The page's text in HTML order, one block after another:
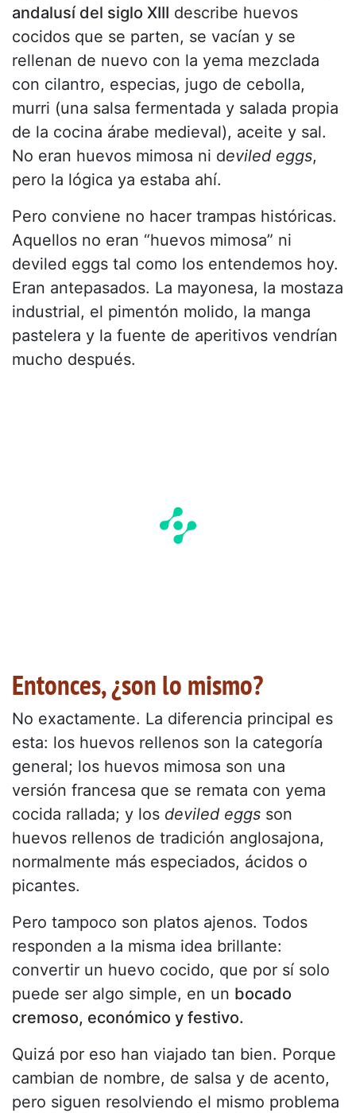
andalusí del siglo XIII describe huevos
cocidos que se parten, se vacían y se
rellenan de nuevo con la yema mezclada
con cilantro, especias, jugo de cebolla,
murri (una salsa fermentada y salada propia
de la cocina árabe medieval), aceite y sal.
No eran huevos mimosa ni deviled eggs,
pero la lógica ya estaba ahí.
Pero conviene no hacer trampas históricas.
Aquellos no eran “huevos mimosa” ni
deviled eggs tal como los entendemos hoy.
Eran antepasados. La mayonesa, la mostaza
industrial, el pimentón molido, la manga
pastelera y la fuente de aperitivos vendrían
mucho después.
Entonces, ¿son lo mismo?
No exactamente. La diferencia principal es
esta: los huevos rellenos son la categoría
general; los huevos mimosa son una
versión francesa que se remata con yema
cocida rallada; y los deviled eggs son
huevos rellenos de tradición anglosajona,
normalmente más especiados, ácidos o
picantes.
Pero tampoco son platos ajenos. Todos
responden a la misma idea brillante:
convertir un huevo cocido, que por sí solo
puede ser algo simple, en un bocado
cremoso, económico y festivo.
Quizá por eso han viajado tan bien. Porque
cambian de nombre, de salsa y de acento,
pero siguen resolviendo el mismo problema